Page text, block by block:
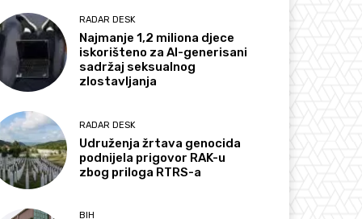
RADAR DESK
Najmanje 1,2 miliona djece
iskorišteno za AI-generisani
sadržaj seksualnog
zlostavljanja
RADAR DESK
Udruženja žrtava genocida
podnijela prigovor RAK-u
zbog priloga RTRS-a
BIH